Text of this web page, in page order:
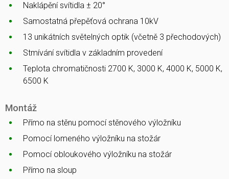
Naklápění svítidla ± 20°
Samostatná přepěťová ochrana 10kV
13 unikátních světelných optik (včetně 3 přechodových)
Stmívání svítidla v základním provedení
Teplota chromatičnosti 2700 K, 3000 K, 4000 K, 5000 K,
6500 K
Montáž
Přímo na stěnu pomocí stěnového výložníku
Pomocí lomeného výložníku na stožár
Pomocí obloukového výložníku na stožár
Přímo na sloup